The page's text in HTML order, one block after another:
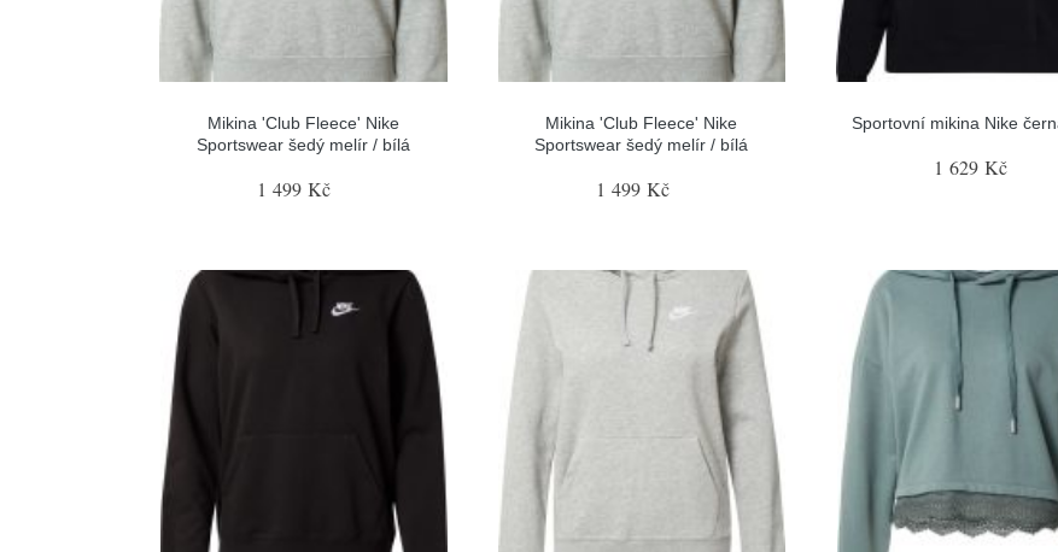
Mikina 'Club Fleece' Nike
Sportswear šedý melír / bílá
1 499 Kč
Mikina 'Club Fleece' Nike
Sportswear šedý melír / bílá
1 499 Kč
Sportovní mikina Nike
1 629 Kč